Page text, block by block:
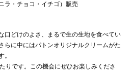
ラ・チョコ・イチゴ）販売
口どけのよさ、まるで生の生地を食べてい
らに中にはパトンオリジナルクリームがた
。
りです。この機会にぜひお楽しみくださ